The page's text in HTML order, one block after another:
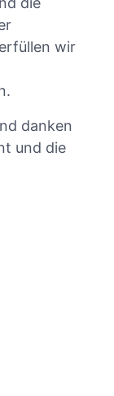
wir
danken
und die